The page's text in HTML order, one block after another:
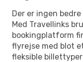
Der er ingen
Med Travellinks
bookingplatform
flyrejse med blot
fleksible